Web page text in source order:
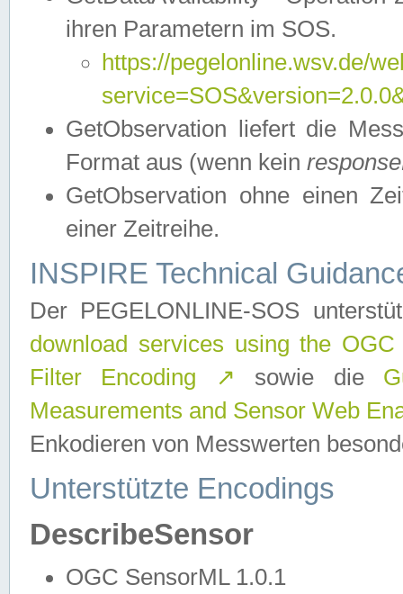
ihren Parametern im SOS.
https://pegelonline.wsv.de/
GetObservation liefert die
Format aus (wenn kein
GetObservation ohne einen
einer Zeitreihe.
INSPIRE Technical
Der PEGELONLINE-SOS
download services using the
Filter Encoding
↗ sowie die
Measurements and Sensor Web
Enkodieren von Messwerten
Unterstützte Encodings
DescribeSensor
OGC SensorML 1.0.1